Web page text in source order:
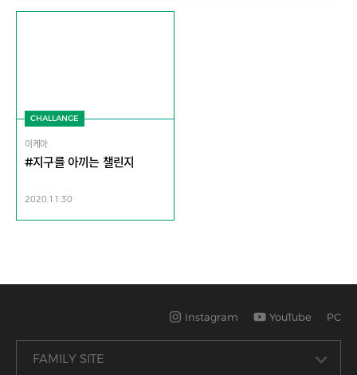
CHALLANGE
이케아
#지구를 아끼는 챌린지
2020.11.30
Instagram YouTube PC